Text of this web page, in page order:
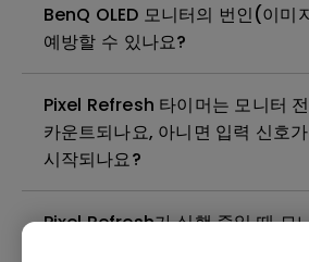
BenQ OLED 모니터의 번인(이미
예방할 수 있나요?
Pixel Refresh 타이머는 모니터
카운트되나요, 아니면 입력 신호
시작되나요?
Pixel Refresh가 실행 중일 때 모